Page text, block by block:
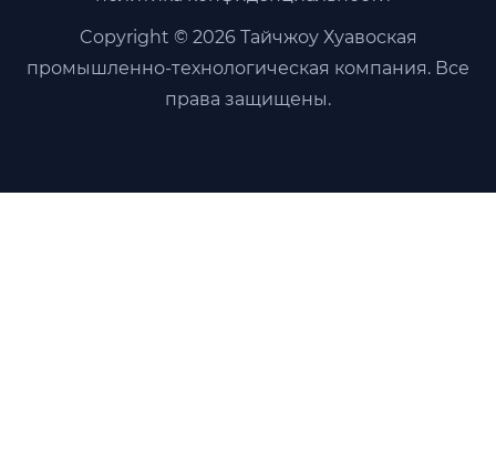
Copyright © 2026 Тайчжоу Хуавоская
промышленно-технологическая компания. Все
права защищены.